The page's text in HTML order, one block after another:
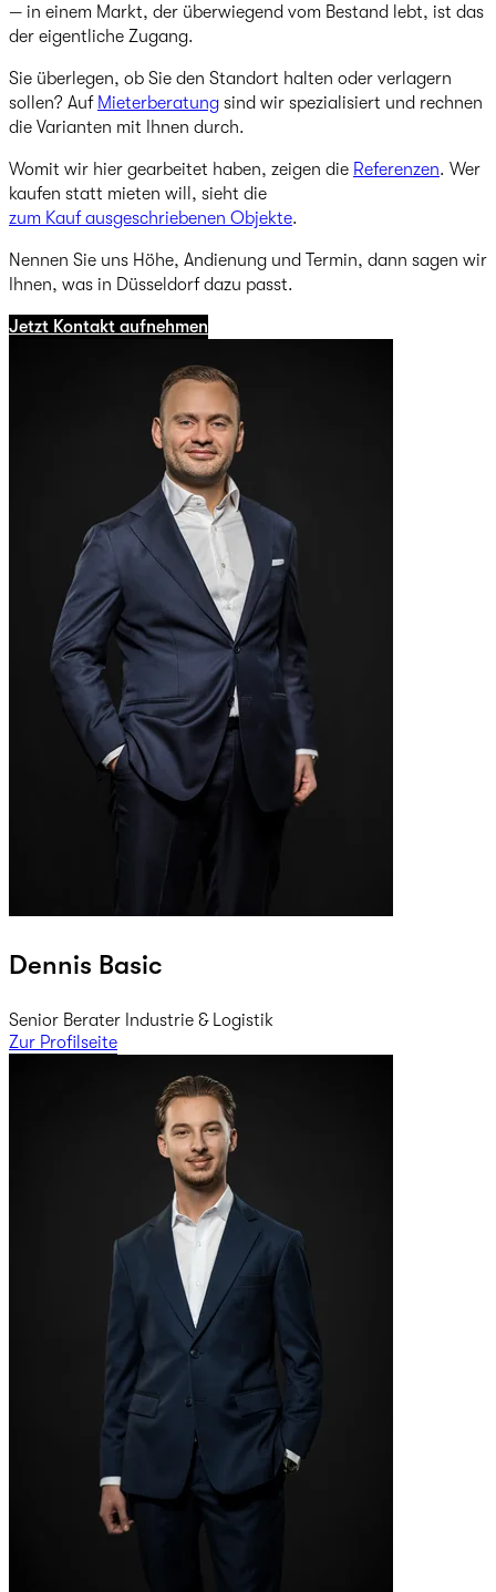
— in einem Markt, der überwiegend vom Bestand lebt, ist das
der eigentliche Zugang.
Sie überlegen, ob Sie den Standort halten oder verlagern
sollen? Auf Mieterberatung sind wir spezialisiert und rechnen
die Varianten mit Ihnen durch.
Womit wir hier gearbeitet haben, zeigen die Referenzen. Wer
kaufen statt mieten will, sieht die
zum Kauf ausgeschriebenen Objekte.
Nennen Sie uns Höhe, Andienung und Termin, dann sagen wir
Ihnen, was in Düsseldorf dazu passt.
Jetzt Kontakt aufnehmen
Dennis Basic
Senior Berater Industrie & Logistik
Zur Profilseite